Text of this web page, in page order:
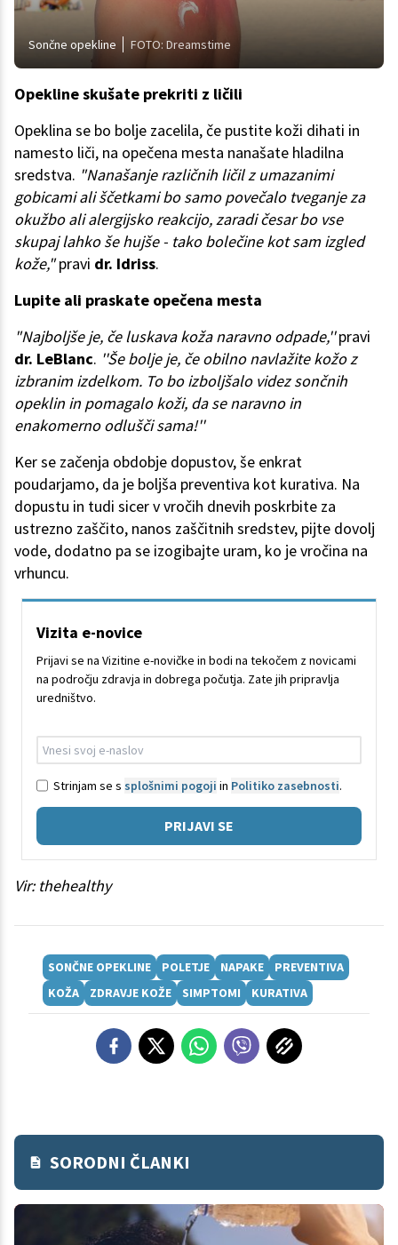
Sončne opekline FOTO: Dreamstime
Opekline skušate prekriti z ličili
Opeklina se bo bolje zacelila, če pustite koži dihati in
namesto liči, na opečena mesta nanašate hladilna
sredstva. "Nanašanje različnih ličil z umazanimi
gobicami ali ščetkami bo samo povečalo tveganje za
okužbo ali alergijsko reakcijo, zaradi česar bo vse
skupaj lahko še hujše - tako bolečine kot sam izgled
kože,"pravi dr. Idriss.
Lupite ali praskate opečena mesta
"Najboljše je, če luskava koža naravno odpade,''pravi
dr. LeBlanc. ''Še bolje je, če obilno navlažite kožo z
izbranim izdelkom. To bo izboljšalo videz sončnih
opeklin in pomagalo koži, da se naravno in
enakomerno odlušči sama!''
Ker se začenja obdobje dopustov, še enkrat
poudarjamo, da je boljša preventiva kot kurativa. Na
dopustu in tudi sicer v vročih dnevih poskrbite za
ustrezno zaščito, nanos zaščitnih sredstev, pijte dovolj
vode, dodatno pa se izogibajte uram, ko je vročina na
vrhuncu.
Vizita e-novice
Prijavi se na Vizitine e-novičke in bodi na tekočem z novicami
na področju zdravja in dobrega počutja. Zate jih pripravlja
uredništvo.
Strinjam se s splošnimi pogoji in Politiko zasebnosti.
PRIJAVI SE
Vir: thehealthy
SONČNE OPEKLINE POLETJE NAPAKE
PREVENTIVA
KOŽA
ZDRAVJE KOŽE SIMPTOMI KURATIVA
SORODNI ČLANKI